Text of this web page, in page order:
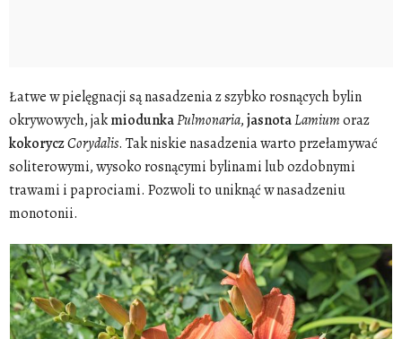
Łatwe w pielęgnacji są nasadzenia z szybko rosnących bylin
okrywowych, jakmiodunkaPulmonaria,jasnotaLamiumoraz
kokoryczCorydalis. Tak niskie nasadzenia warto przełamywać
soliterowymi, wysoko rosnącymi bylinami lub ozdobnymi
trawami i paprociami. Pozwoli to uniknąć w nasadzeniu
monotonii.